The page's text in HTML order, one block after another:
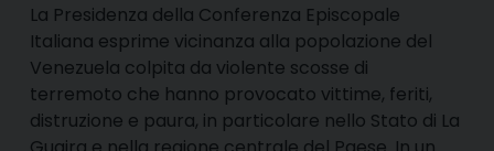
La Presidenza della Conferenza Episcopale
Italiana esprime vicinanza alla popolazione del
Venezuela colpita da violente scosse di
terremoto che hanno provocato vittime, feriti,
distruzione e paura, in particolare nello Stato di La